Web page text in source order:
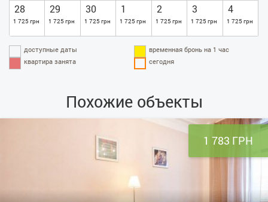
28
1 725 грн
29
1 725 грн
30
1 725 грн
1
1 725 грн
2
1 725 грн
3
1 725 грн
4
1 725 грн
доступные даты
временная бронь на 1 час
квартира занята
сегодня
Похожие объекты
1 783 ГРН